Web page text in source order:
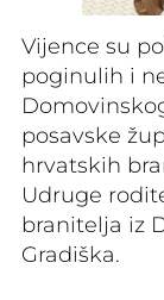
Vijence su
poginulih i
posavske
hrvatskih
Udruge
branitelja iz
Gradiška.